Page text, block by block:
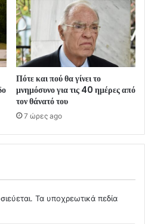
Πότε και πού θα γίνει το
μνημόσυνο για τις 40 ημέρες από
τον θάνατό του
7 ώρες ago
Τα υποχρεωτικά πεδία